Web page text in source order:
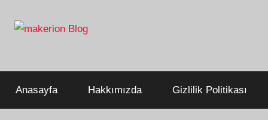
atla
Blog
Anasayfa Hakkımızda Gizlilik Politikası